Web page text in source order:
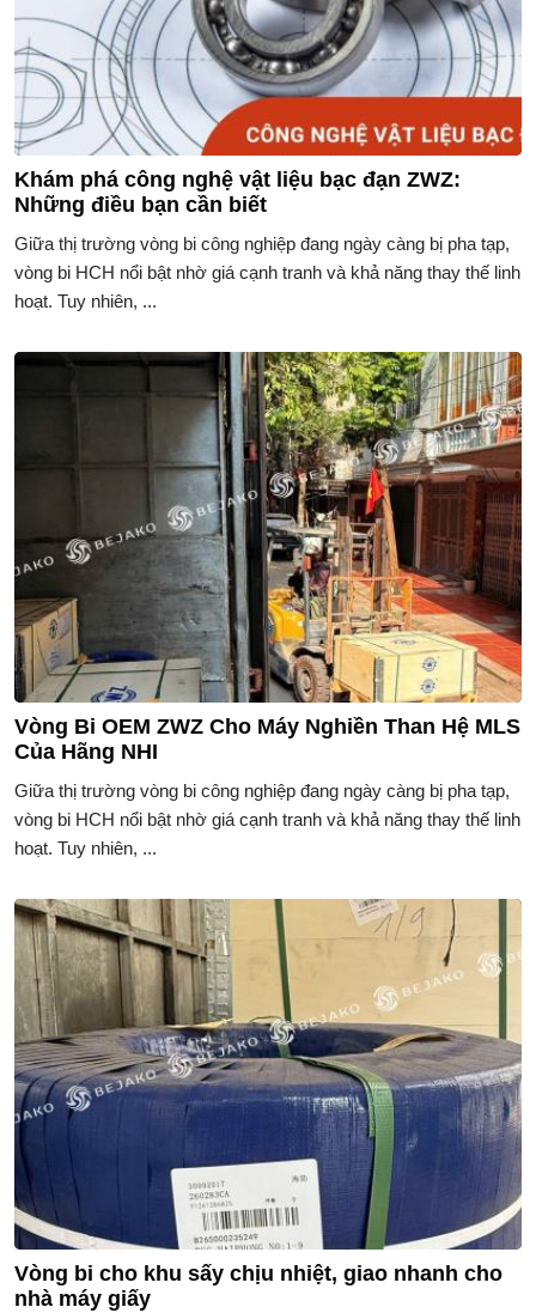
Khám phá công nghệ vật liệu bạc đạn ZWZ:
Những điều bạn cần biết
Giữa thị trường vòng bi công nghiệp đang ngày càng bị pha tạp,
vòng bi HCH nổi bật nhờ giá cạnh tranh và khả năng thay thế linh
hoạt. Tuy nhiên, ...
Vòng Bi OEM ZWZ Cho Máy Nghiền Than Hệ MLS
Của Hãng NHI
Giữa thị trường vòng bi công nghiệp đang ngày càng bị pha tạp,
vòng bi HCH nổi bật nhờ giá cạnh tranh và khả năng thay thế linh
hoạt. Tuy nhiên, ...
Vòng bi cho khu sấy chịu nhiệt, giao nhanh cho
nhà máy giấy